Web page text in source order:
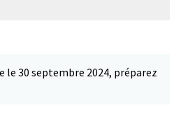
le 30 septembre 2024, préparez